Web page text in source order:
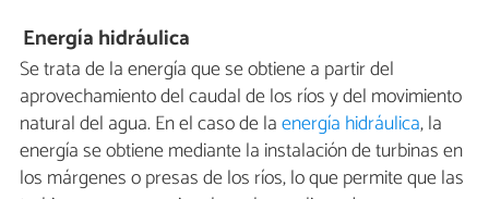
Energía hidráulica
Se trata de la energía que se obtiene a partir del
aprovechamiento del caudal de los ríos y del movimiento
natural del agua. En el caso de laenergía hidráulica, la
energía se obtiene mediante la instalación de turbinas en
los márgenes o presas de los ríos, lo que permite que las